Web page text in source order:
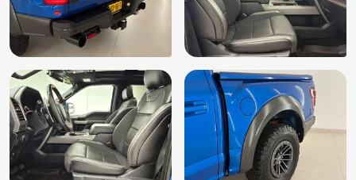
Trekhaak
Uitlaat sierstuk
Voorstoelen in hoogte verstelbaar
Xenon verlichting
Zonnedak